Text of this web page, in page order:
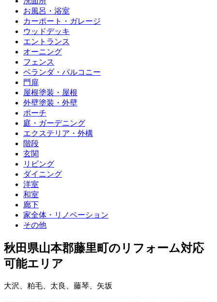
お風呂・浴室
カーポート・ガレージ
ウッドデッキ
エントランス
オーニング
フェンス
ベランダ・バルコニー
門扉
屋根塗装・屋根
外壁塗装・外壁
ポーチ
庭・ガーデニング
エクステリア・外構
階段
玄関
リビング
ダイニング
洋室
和室
廊下
家全体・リノベーション
その他
秋田県山本郡藤里町 のリフォーム対応
可能エリア
大沢 粕毛 太良 藤琴 矢坂